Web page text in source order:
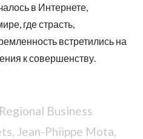
в Интернете,
где страсть,
встретились на
к совершенству.
Business
Jean-Phiippe Mota,